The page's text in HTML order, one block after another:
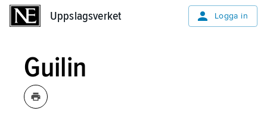
Uppslagsverket Logga in
Guilin